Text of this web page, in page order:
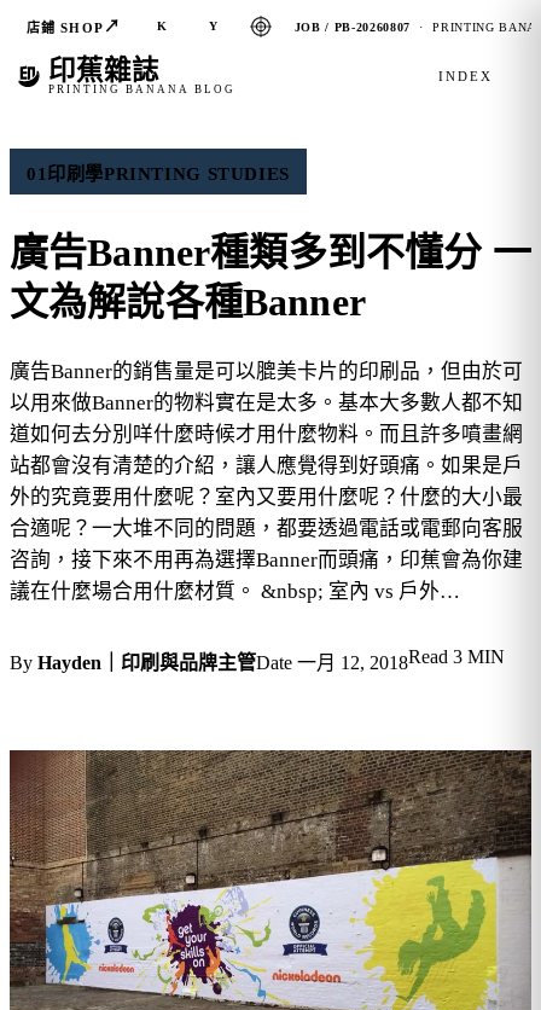
店鋪 SHOP ↗ K Y JOB / PB-20260807 · PRINTING
印蕉雜誌
PRINTING BANANA BLOG
INDEX
01 印刷學PRINTING STUDIES
廣告Banner種類多到不懂分 一
文為解說各種Banner
廣告Banner的銷售量是可以膍美卡片的印刷品，但由於可
以用來做Banner的物料實在是太多。基本大多數人都不知
道如何去分別咩什麼時候才用什麼物料。而且許多噴畫網
站都會沒有清楚的介紹，讓人應覺得到好頭痛。如果是戶
外的究竟要用什麼呢？室內又要用什麼呢？什麼的大小最
合適呢？一大堆不同的問題，都要透過電話或電郵向客服
咨詢，接下來不用再為選擇Banner而頭痛，印蕉會為你建
議在什麼場合用什麼材質。 &nbsp; 室內 vs 戶外…
By Hayden｜印刷與品牌主管Date 一月 12, 2018Read 3 MIN